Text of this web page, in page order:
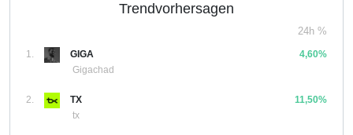
Trendvorhersagen
24h %
1.
GIGA
Gigachad
4,60%
2.
TX
tx
11,50%